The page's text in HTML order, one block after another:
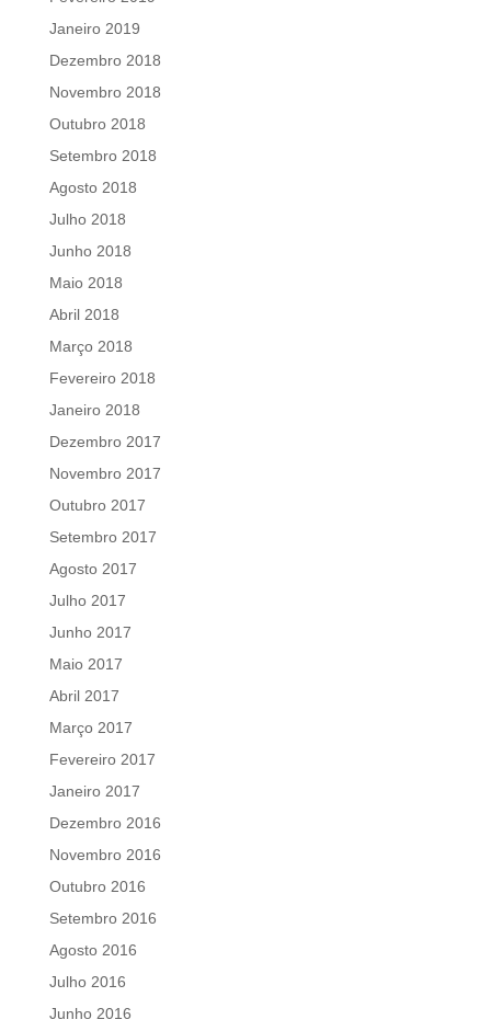
Janeiro 2019
Dezembro 2018
Novembro 2018
Outubro 2018
Setembro 2018
Agosto 2018
Julho 2018
Junho 2018
Maio 2018
Abril 2018
Março 2018
Fevereiro 2018
Janeiro 2018
Dezembro 2017
Novembro 2017
Outubro 2017
Setembro 2017
Agosto 2017
Julho 2017
Junho 2017
Maio 2017
Abril 2017
Março 2017
Fevereiro 2017
Janeiro 2017
Dezembro 2016
Novembro 2016
Outubro 2016
Setembro 2016
Agosto 2016
Julho 2016
Junho 2016